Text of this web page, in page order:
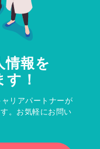
情報を
！
リアパートナーが
。お気軽にお問い